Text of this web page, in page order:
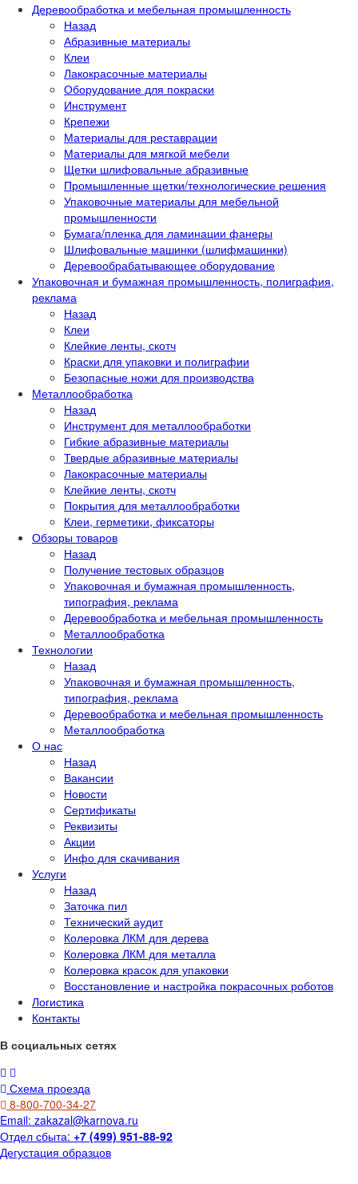
Деревообработка и мебельная промышленность
Назад
Абразивные материалы
Клеи
Лакокрасочные материалы
Оборудование для покраски
Инструмент
Крепежи
Материалы для реставрации
Материалы для мягкой мебели
Щетки шлифовальные абразивные
Промышленные щетки/технологические решения
Упаковочные материалы для мебельной
промышленности
Бумага/пленка для ламинации фанеры
Шлифовальные машинки (шлифмашинки)
Деревообрабатывающее оборудование
Упаковочная и бумажная промышленность, полиграфия,
реклама
Назад
Клеи
Клейкие ленты, скотч
Краски для упаковки и полиграфии
Безопасные ножи для производства
Металлообработка
Назад
Инструмент для металлообработки
Гибкие абразивные материалы
Твердые абразивные материалы
Лакокрасочные материалы
Клейкие ленты, скотч
Покрытия для металлообработки
Клеи, герметики, фиксаторы
Обзоры товаров
Назад
Получение тестовых образцов
Упаковочная и бумажная промышленность,
типография, реклама
Деревообработка и мебельная промышленность
Металлообработка
Технологии
Назад
Упаковочная и бумажная промышленность,
типография, реклама
Деревообработка и мебельная промышленность
Металлообработка
О нас
Назад
Вакансии
Новости
Сертификаты
Реквизиты
Акции
Инфо для скачивания
Услуги
Назад
Заточка пил
Технический аудит
Колеровка ЛКМ для дерева
Колеровка ЛКМ для металла
Колеровка красок для упаковки
Восстановление и настройка покрасочных роботов
Логистика
Контакты
В социальных сетях
Схема проезда
8-800-700-34-27
Email: zakazal@karnova.ru
Отдел сбыта: +7 (499) 951-88-92
Дегустация образцов